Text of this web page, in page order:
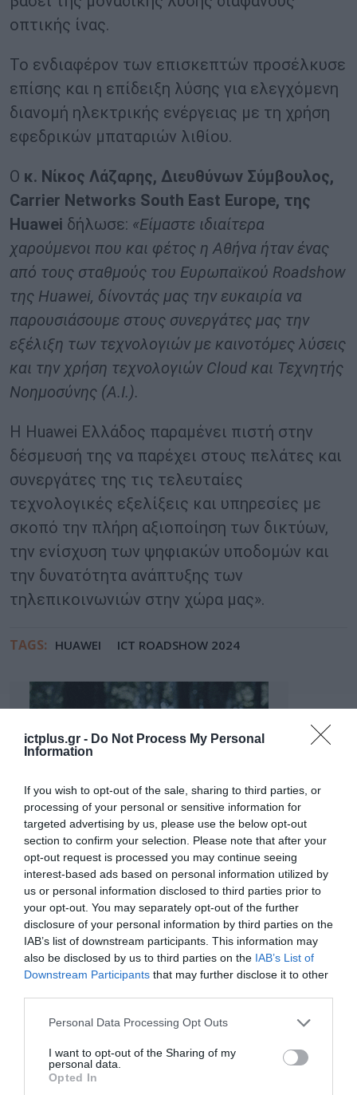
ictplus.gr - Do Not Process My Personal
Information
If you wish to opt-out of the sale, sharing to third parties, or
processing of your personal or sensitive information for
targeted advertising by us, please use the below opt-out
section to confirm your selection. Please note that after your
opt-out request is processed you may continue seeing
interest-based ads based on personal information utilized by
us or personal information disclosed to third parties prior to
your opt-out. You may separately opt-out of the further
disclosure of your personal information by third parties on the
IAB’s list of downstream participants. This information may
also be disclosed by us to third parties on the IAB’s List of
Downstream Participants that may further disclose it to other
Please note that this website/app uses one or more Google
not limited to your visit or usage behaviour. You may click to
grant or deny consent to Google and its third-party tags to
use your data for below specified purposes in below Google
Personal Data Processing Opt Outs
I want to opt-out of the Sharing of my
personal data.
Opted In
οπτικής ίνας.
Το ενδιαφέρον των επισκεπτών προσέλκυσε
επίσης και η επίδειξη λύσης για ελεγχόμενη
διανομή ηλεκτρικής ενέργειας με τη χρήση
εφεδρικών μπαταριών λιθίου.
Ο κ. Νίκος Λάζαρης, Διευθύνων Σύμβουλος,
Carrier Networks South East Europe, της
Huawei δήλωσε: «Είμαστε ιδιαίτερα
χαρούμενοι που και φέτος η Αθήνα ήταν ένας
από τους σταθμούς του Ευρωπαϊκού Roadshow
της Huawei, δίνοντάς μας την ευκαιρία να
παρουσιάσουμε στους συνεργάτες μας την
εξέλιξη των τεχνολογιών με καινοτόμες λύσεις
και την χρήση τεχνολογιών Cloud και Τεχνητής
Νοημοσύνης (A.I.).
Η Huawei Ελλάδος παραμένει πιστή στην
δέσμευσή της να παρέχει στους πελάτες και
συνεργάτες της τις τελευταίες
τεχνολογικές εξελίξεις και υπηρεσίες με
σκοπό την πλήρη αξιοποίηση των δικτύων,
την ενίσχυση των ψηφιακών υποδομών και
την δυνατότητα ανάπτυξης των
τηλεπικοινωνιών στην χώρα μας».
TAGS: HUAWEI ICT ROADSHOW 2024